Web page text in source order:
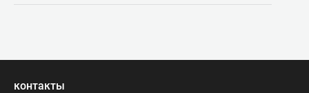
контакты